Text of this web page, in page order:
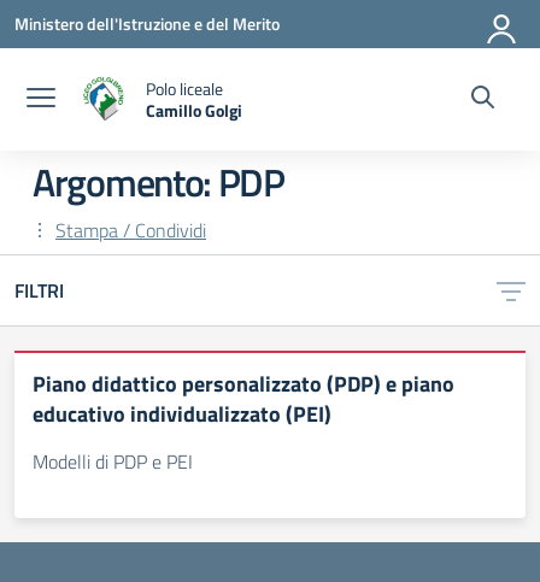
Vai ai contenuti
Vai al menu di navigazione
Vai al footer
Ministero dell'Istruzione e del Merito
Polo liceale
Camillo Golgi
— Visita la pagina iniziale della scuola
Argomento: PDP
Stampa / Condividi
FILTRI
Piano didattico personalizzato (PDP) e piano
educativo individualizzato (PEI)
Modelli di PDP e PEI